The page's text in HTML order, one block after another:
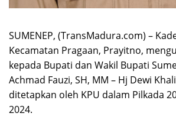
SUMENEP, (TransMadura.com) –
Kecamatan Pragaan, Prayitno,
kepada Bupati dan Wakil Bupati
Achmad Fauzi, SH, MM – Hj Dewi
ditetapkan oleh KPU dalam Pilkada
2024.